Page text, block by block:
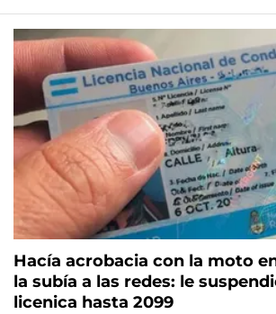
Hacía acrobacia con la moto
la subía a las redes: le
licenica hasta 2099